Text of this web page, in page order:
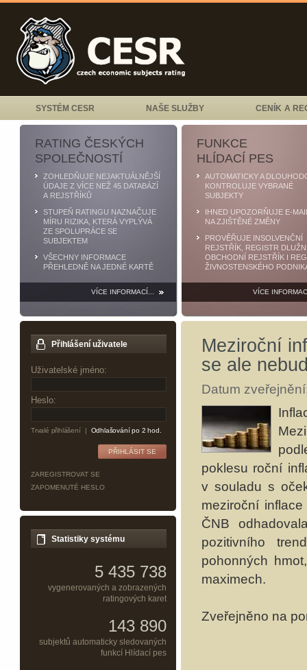
SYSTÉM CESR NAŠE SLUŽBY CENÍK A
RATING ČESKÝCH
SPOLEČNOSTÍ
ZOHLEDŇUJE NEJAKTUÁLNĚJŠÍ
ÚDAJE Z VÍCE NEŽ 45 DATABÁZÍ
A REJSTŘÍKŮ
STUPEŇ RATINGU NAZNAČUJE
MÍRU RIZIKA, KTERÁ VYPLÝVÁ
ZE SPOLUPRÁCE SE
SUBJEKTEM
VŠECHNY INFORMACE
PŘEHLEDNĚ NA JEDNÉ KARTĚ
VÍCE INFORMACÍ...
FUNKCE
HLÍDACÍ PES
AUTOMATICKY A
KONTROLUJE VYBRANÉ
SUBJEKTY
IHNED UPOZORŇUJE E-
NA ZJIŠTĚNÉ ZMĚNY
PROVĚŘUJE INSOLVENČNÍ
REJSTŘÍK, REGISTR
OBCHODNÍ REJSTŘÍK I
ŽIVNOSTENSKÉHO
VÍCE
Přihlášení uživatele
Uživatelské jméno:
Heslo:
Trvalé přihlášení| Odhlašování po 2 hod.
ZAREGISTROVAT SE
ZAPOMENUTÉ HESLO
Statistiky systému
5 435 738
vygenerovaných a zobrazených
ratingových karet
143 890
subjektů automaticky sledovaných
funkcí Hlídací pes
Meziroční
se ale
Datum
poklesu roční
v souladu s
meziroční
ČNB
pozitivního
pohonných
maximech.
Zveřejněno na